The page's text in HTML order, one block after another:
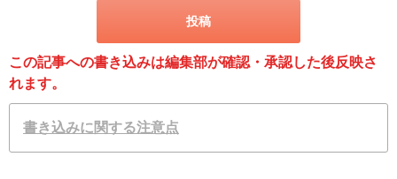
この記事への書き込みは編集部が確認・承認した後反映さ
れます。
書き込みに関する注意点